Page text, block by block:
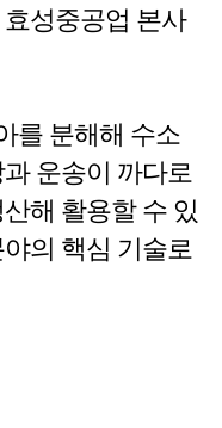
성중공업 본사
를 분해해 수소
운송이 까다로
해 활용할 수 있
의 핵심 기술로